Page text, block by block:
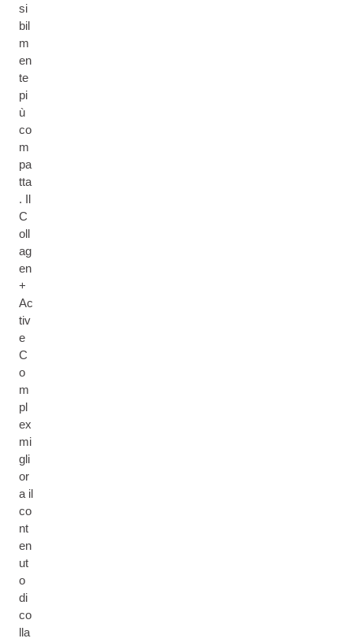
si
bil
m
en
te
pi
ù
co
m
pa
tta
. Il
C
oll
ag
en
+
Ac
tiv
e
C
o
m
pl
ex
mi
gli
or
a il
co
nt
en
ut
o
di
co
lla